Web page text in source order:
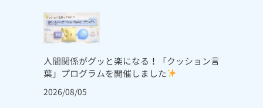
人間関係がグッと楽になる！「クッション言
葉」プログラムを開催しました
2026/08/05